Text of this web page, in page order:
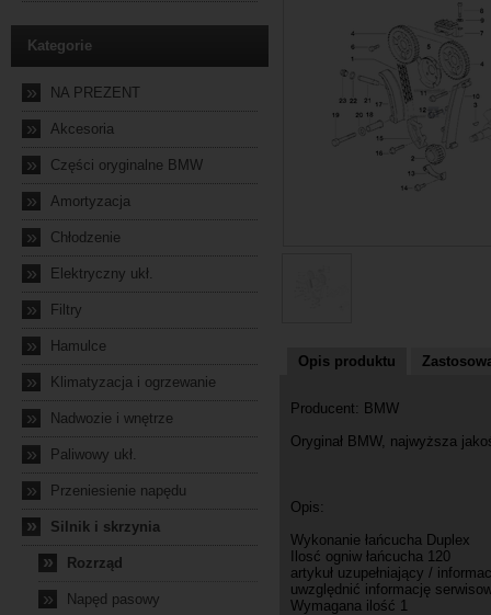
Kategorie
» NA PREZENT
» Akcesoria
» Części oryginalne BMW
» Amortyzacja
» Chłodzenie
» Elektryczny ukł.
» Filtry
» Hamulce
» Klimatyzacja i ogrzewanie
» Nadwozie i wnętrze
» Paliwowy ukł.
» Przeniesienie napędu
» Silnik i skrzynia
» Rozrząd
» Napęd pasowy
Opis produktu
Producent: BMW
Oryginał BMW, najwyższa
Opis:
Wykonanie łańcucha Duplex
Ilosć ogniw łańcucha 120
artykuł uzupełniający /
uwzględnić informację
Wymagana ilość 1